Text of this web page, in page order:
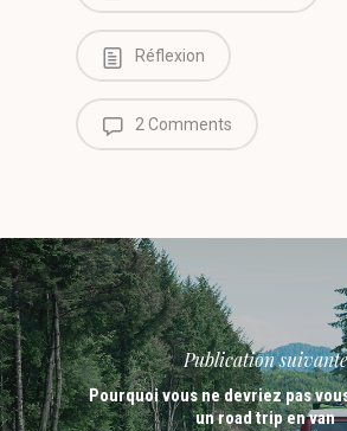
Réflexion
2 Comments
Publication suivante
Pourquoi vous ne devriez pas
un road trip en van